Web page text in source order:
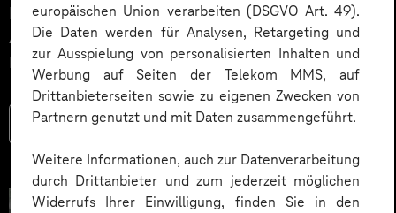
europäischen Union verarbeiten (DSGVO Art. 49).
Die Daten werden für Analysen, Retargeting und
zur Ausspielung von personalisierten Inhalten und
Werbung auf Seiten der Telekom MMS, auf
Drittanbieterseiten sowie zu eigenen Zwecken von
Partnern genutzt und mit Daten zusammengeführt.
Weitere Informationen, auch zur Datenverarbeitung
durch Drittanbieter und zum jederzeit möglichen
Widerrufs Ihrer Einwilligung, finden Sie in den
Begriffen und welche Einsatzmöglichkeiten gibt es?
Antworten auf diese Fragen geben wir in diesem
Blogartikel.
Mehr lesen